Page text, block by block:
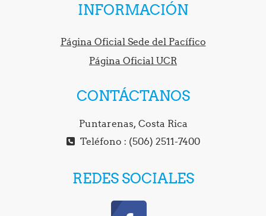
INFORMACIÓN
Página Oficial Sede del Pacífico
Página Oficial UCR
CONTÁCTANOS
Puntarenas, Costa Rica
Teléfono : (506) 2511-7400
REDES SOCIALES